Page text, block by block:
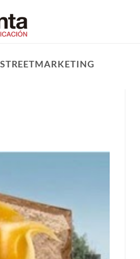
STREETMARKETING